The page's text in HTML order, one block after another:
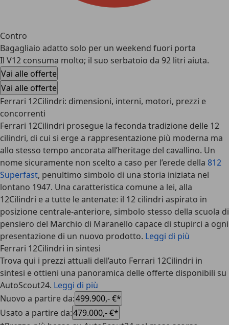
Contro
Bagagliaio adatto solo per un weekend fuori porta
Il V12 consuma molto; il suo serbatoio da 92 litri aiuta.
Vai alle offerte
Vai alle offerte
Ferrari 12Cilindri: dimensioni, interni, motori, prezzi e
concorrenti
Ferrari 12Cilindri prosegue la feconda tradizione delle 12
cilindri, di cui si erge a rappresentazione più moderna ma
allo stesso tempo ancorata all’heritage del cavallino. Un
nome sicuramente non scelto a caso per l’erede della 812
Superfast, penultimo simbolo di una storia iniziata nel
lontano 1947. Una caratteristica comune a lei, alla
12Cilindri e a tutte le antenate: il 12 cilindri aspirato in
posizione centrale-anteriore, simbolo stesso della scuola di
pensiero del Marchio di Maranello capace di stupirci a ogni
presentazione di un nuovo prodotto. Leggi di più
Ferrari 12Cilindri in sintesi
Trova qui i prezzi attuali dell’auto Ferrari 12Cilindri in
sintesi e ottieni una panoramica delle offerte disponibili su
AutoScout24. Leggi di più
Nuovo a partire da:499.900,- €*
Usato a partire da:479.000,- €*